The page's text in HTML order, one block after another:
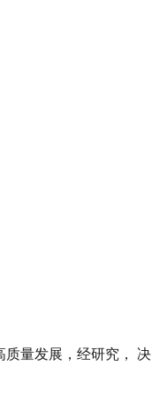
质量发展，经研究， 决